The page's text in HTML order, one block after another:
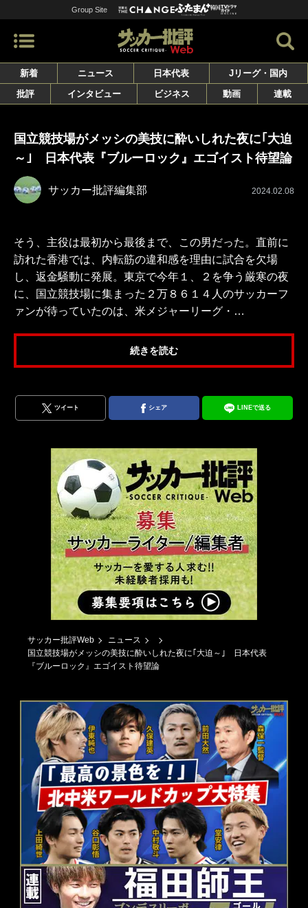
Group Site
新着 ニュース 日本代表
Jリーグ・国内
批評
インタビュー ビジネス 動画 連載
国立競技場がメッシの美技に酔いしれた夜に｢大迫
～｣ 日本代表『ブルーロック』エゴイスト待望論
サッカー批評編集部 2024.02.08
そう、主役は最初から最後まで、この男だった。直前に
訪れた香港では、内転筋の違和感を理由に試合を欠場
し、返金騒動に発展。東京で今年１、２を争う厳寒の夜
に、国立競技場に集まった２万８６１４人のサッカーフ
ァンが待っていたのは、米メジャーリーグ・…
続きを読む
ツイート シェア LINEで送る
サッカー批評Web
ニュース
国立競技場がメッシの美技に酔いしれた夜に｢大迫～｣ 日本代表
『ブルーロック』エゴイスト待望論